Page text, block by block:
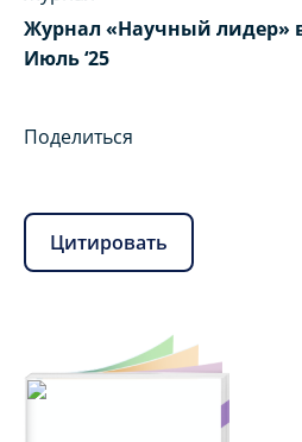
Журнал «Научный лидер»
Июль ‘25
Поделиться
Цитировать